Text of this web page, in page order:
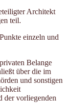
Architekt
teil.
einzeln und
Belange
über die im
und sonstigen
der vorliegenden